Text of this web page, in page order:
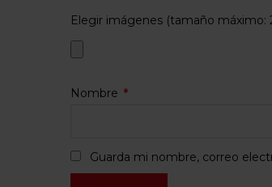
Elegir imágenes (tamaño
Nombre *
Guarda mi nombre, correo